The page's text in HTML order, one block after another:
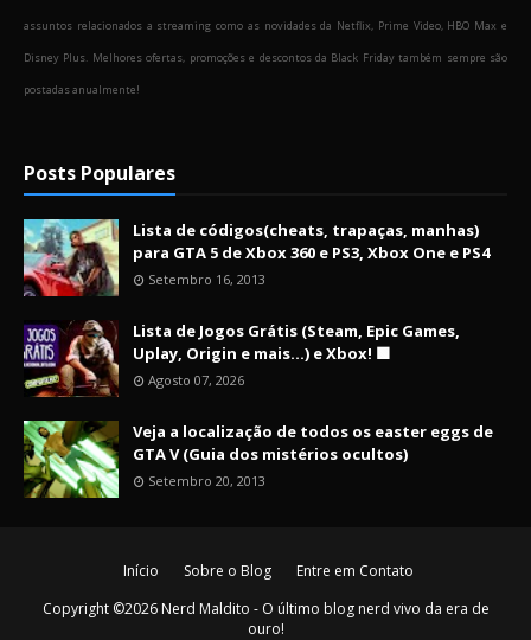
assuntos relacionados a streaming como as novidades da Netflix, Prime Video, HBO Max e
Disney Plus. Melhores ofertas, promoções e descontos da Black Friday também sempre são
postadas anualmente!
Posts Populares
Lista de códigos(cheats, trapaças, manhas)
para GTA 5 de Xbox 360 e PS3, Xbox One e PS4
Setembro 16, 2013
Lista de Jogos Grátis (Steam, Epic Games,
Uplay, Origin e mais...) e Xbox! 🟩
Agosto 07, 2026
Veja a localização de todos os easter eggs de
GTA V (Guia dos mistérios ocultos)
Setembro 20, 2013
Início Sobre o Blog
Entre em Contato
Copyright ©2026 Nerd Maldito - O último blog nerd vivo da era de
ouro!